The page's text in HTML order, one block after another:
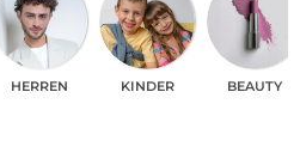
HERREN KINDER BEAUTY